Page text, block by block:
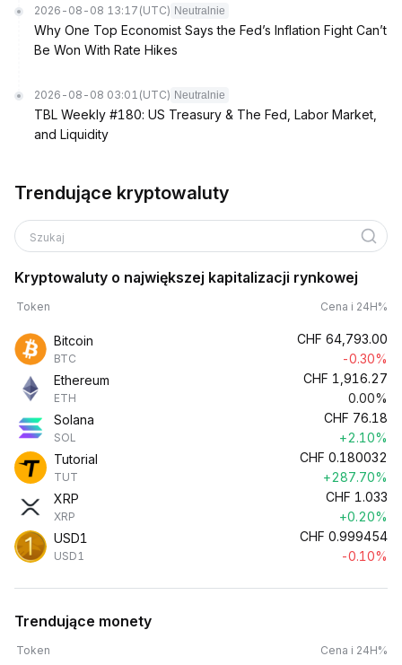
2026-08-08 13:17 (UTC) Neutralnie
Why One Top Economist Says the Fed’s Inflation Fight Can’t
Be Won With Rate Hikes
2026-08-08 03:01 (UTC) Neutralnie
TBL Weekly #180: US Treasury & The Fed, Labor Market,
and Liquidity
Trendujące kryptowaluty
Szukaj
Kryptowaluty o największej kapitalizacji rynkowej
Token Cena i 24H%
Bitcoin
BTC
CHF 64,793.00
-0.30%
Ethereum
ETH
CHF 1,916.27
0.00%
Solana
SOL
CHF 76.18
+2.10%
Tutorial
TUT
CHF 0.180032
+287.70%
XRP
XRP
CHF 1.033
+0.20%
USD1
USD1
CHF 0.999454
-0.10%
Trendujące monety
Token Cena i 24H%